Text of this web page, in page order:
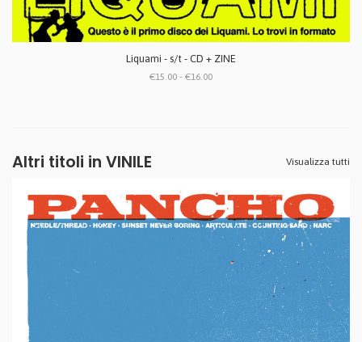
Liquami - s/t - CD + ZINE
€15.00 - €16.00
Altri titoli in VINILE Visualizza tutti